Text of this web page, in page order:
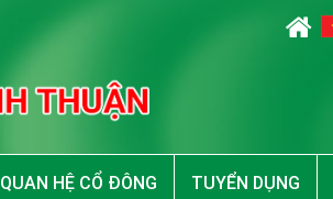
QUAN HỆ CỔ ĐÔNG TUYỂN DỤNG